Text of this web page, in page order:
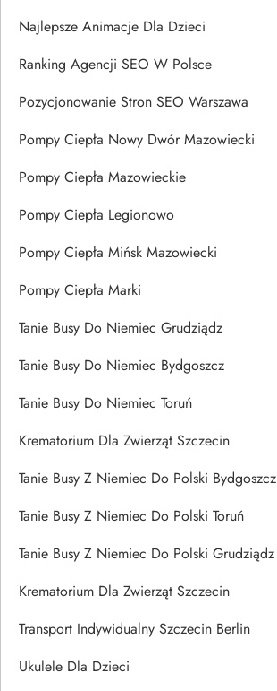
Najlepsze Animacje Dla Dzieci
Ranking Agencji SEO W Polsce
Pozycjonowanie Stron SEO Warszawa
Pompy Ciepła Nowy Dwór Mazowiecki
Pompy Ciepła Mazowieckie
Pompy Ciepła Legionowo
Pompy Ciepła Mińsk Mazowiecki
Pompy Ciepła Marki
Tanie Busy Do Niemiec Grudziądz
Tanie Busy Do Niemiec Bydgoszcz
Tanie Busy Do Niemiec Toruń
Krematorium Dla Zwierząt Szczecin
Tanie Busy Z Niemiec Do Polski Bydgoszcz
Tanie Busy Z Niemiec Do Polski Toruń
Tanie Busy Z Niemiec Do Polski Grudziądz
Krematorium Dla Zwierząt Szczecin
Transport Indywidualny Szczecin Berlin
Ukulele Dla Dzieci